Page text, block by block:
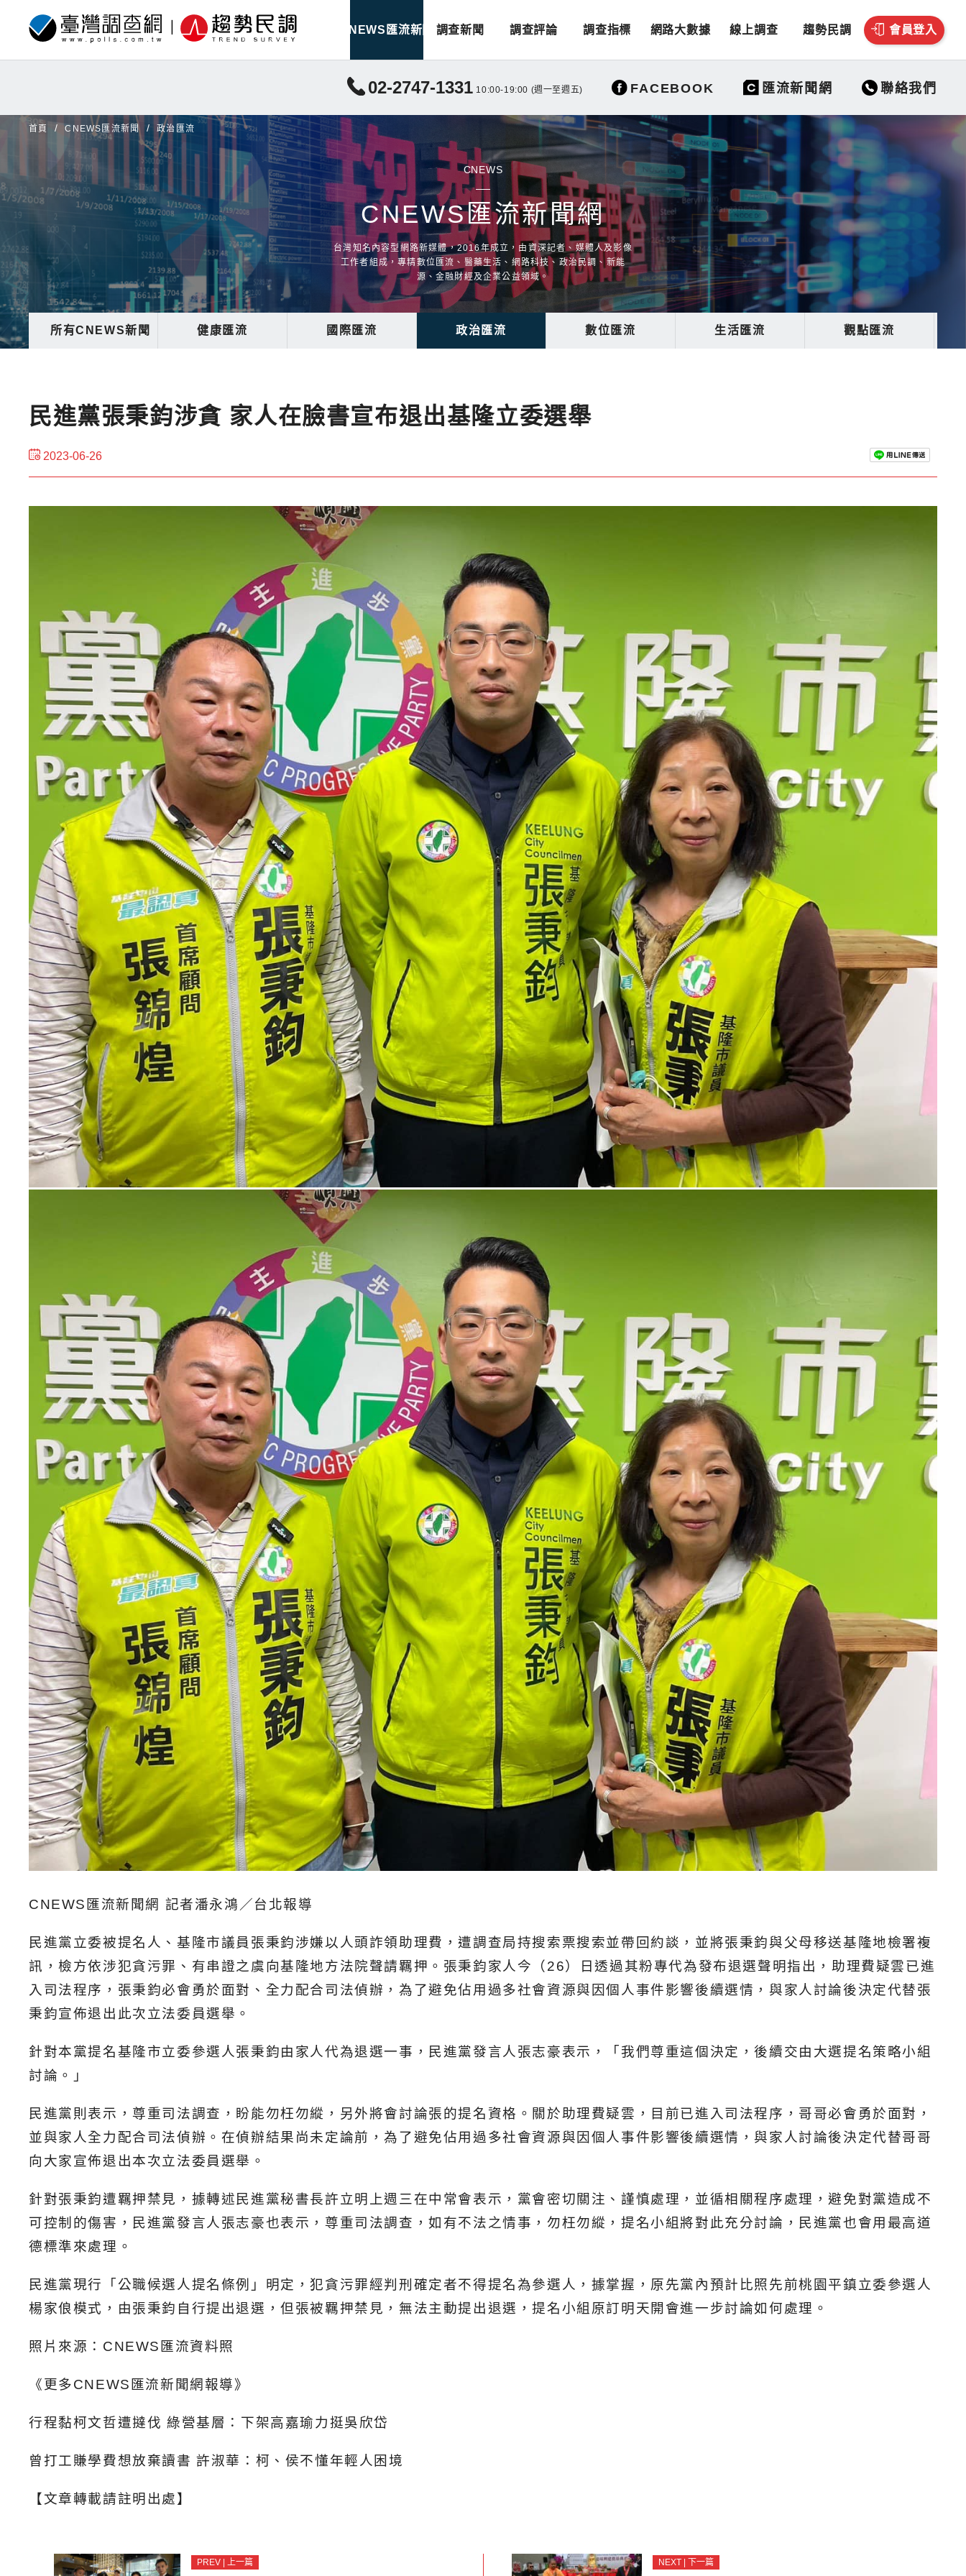
CNEWS匯流新聞 調查新聞 調查評論 調查指標 網路大數據 線上調查 趨勢民調 會員登入
02-2747-1331 10:00-19:00 (週一至週五) FACEBOOK 匯流新聞網 聯絡我們
首頁 CNEWS匯流新聞 政治匯流
CNEWS
CNEWS匯流新聞網
台灣知名內容型網路新媒體，2016年成立，由資深記者、媒體人及影像
工作者組成，專精數位匯流、醫藥生活、網路科技、政治民調、新能
源、金融財經及企業公益領域。
所有CNEWS新聞 健康匯流 國際匯流 政治匯流 數位匯流 生活匯流 觀點匯流
民進黨張秉鈞涉貪 家人在臉書宣布退出基隆立委選舉
2023-06-26
CNEWS匯流新聞網 記者潘永鴻／台北報導
民進黨立委被提名人、基隆市議員張秉鈞涉嫌以人頭詐領助理費，遭調查局持搜索票搜索並帶回約談，並將張秉鈞與父母移送基隆地檢署複
訊，檢方依涉犯貪污罪、有串證之虞向基隆地方法院聲請羈押。張秉鈞家人今（26）日透過其粉專代為發布退選聲明指出，助理費疑雲已進
入司法程序，張秉鈞必會勇於面對、全力配合司法偵辦，為了避免佔用過多社會資源與因個人事件影響後續選情，與家人討論後決定代替張
秉鈞宣佈退出此次立法委員選舉。
針對本黨提名基隆市立委參選人張秉鈞由家人代為退選一事，民進黨發言人張志豪表示，「我們尊重這個決定，後續交由大選提名策略小組
討論。」
民進黨則表示，尊重司法調查，盼能勿枉勿縱，另外將會討論張的提名資格。關於助理費疑雲，目前已進入司法程序，哥哥必會勇於面對，
並與家人全力配合司法偵辦。在偵辦結果尚未定論前，為了避免佔用過多社會資源與因個人事件影響後續選情，與家人討論後決定代替哥哥
向大家宣佈退出本次立法委員選舉。
針對張秉鈞遭羈押禁見，據轉述民進黨秘書長許立明上週三在中常會表示，黨會密切關注、謹慎處理，並循相關程序處理，避免對黨造成不
可控制的傷害，民進黨發言人張志豪也表示，尊重司法調查，如有不法之情事，勿枉勿縱，提名小組將對此充分討論，民進黨也會用最高道
德標準來處理。
民進黨現行「公職候選人提名條例」明定，犯貪污罪經判刑確定者不得提名為參選人，據掌握，原先黨內預計比照先前桃園平鎮立委參選人
楊家俍模式，由張秉鈞自行提出退選，但張被羈押禁見，無法主動提出退選，提名小組原訂明天開會進一步討論如何處理。
照片來源：CNEWS匯流資料照
《更多CNEWS匯流新聞網報導》
行程黏柯文哲遭撻伐 綠營基層：下架高嘉瑜力挺吳欣岱
曾打工賺學費想放棄讀書 許淑華：柯、侯不懂年輕人困境
【文章轉載請註明出處】
PREV | 上一篇 NEXT | 下一篇